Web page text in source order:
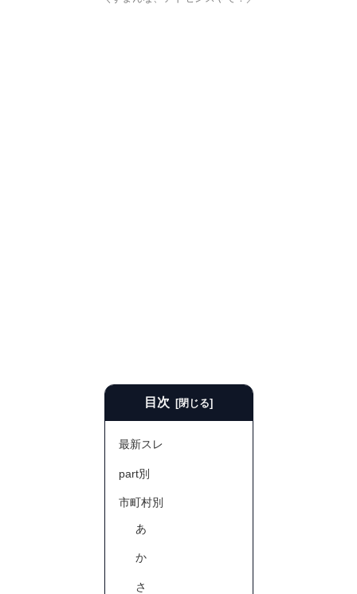
目次
最新スレ
part別
市町村別
あ
か
さ